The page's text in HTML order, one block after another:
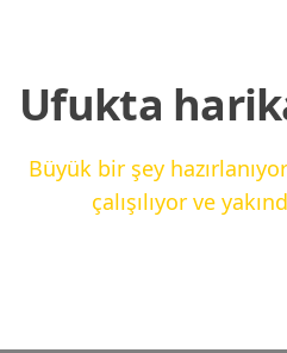
Ufukta
Büyük bir şey
çalışılıyor ve